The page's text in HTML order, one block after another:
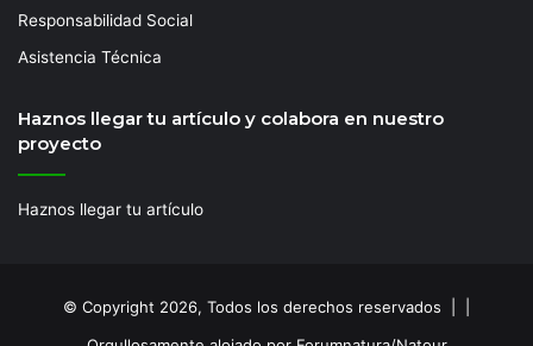
Responsabilidad Social
Asistencia Técnica
Haznos llegar tu artículo y colabora en nuestro
proyecto
Haznos llegar tu artículo
© Copyright 2026, Todos los derechos reservados | |